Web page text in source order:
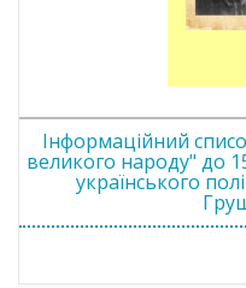
Інформаційний
великого народу" до
українського